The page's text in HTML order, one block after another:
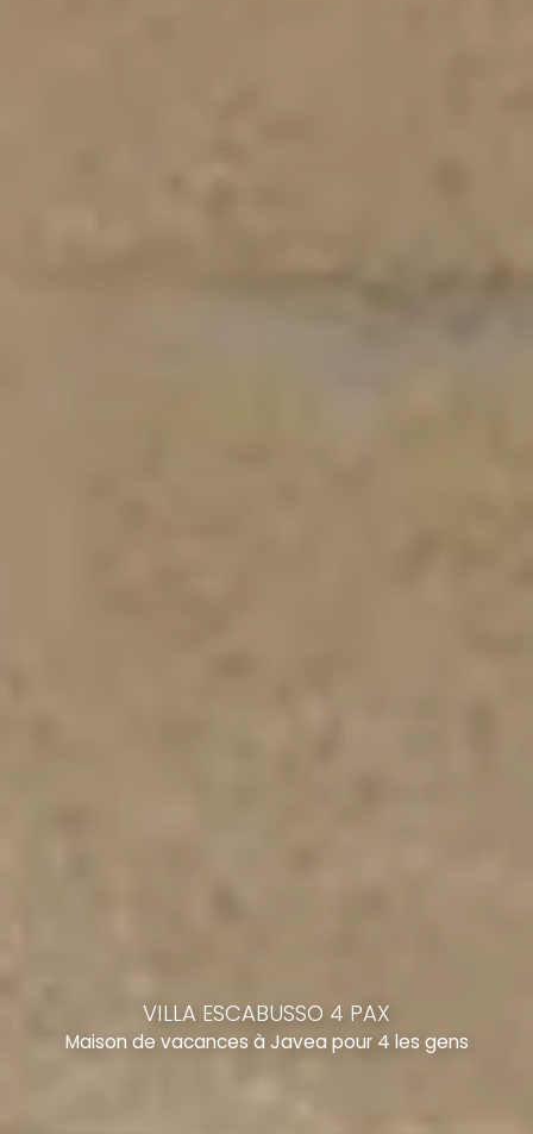
VILLA ESCABUSSO 4 PAX
Maison de vacances à Javea pour 4 les gens